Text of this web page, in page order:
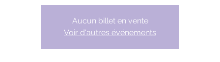
Aucun billet en vente
Voir d'autres événements